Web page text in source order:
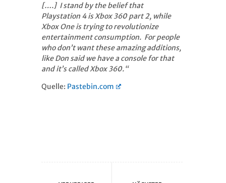
[….] I stand by the belief that
Playstation 4 is Xbox 360 part 2, while
Xbox One is trying to revolutionize
entertainment consumption. For people
who don’t want these amazing additions,
like Don said we have a console for that
and it’s called Xbox 360.“
Quelle: Pastebin.com